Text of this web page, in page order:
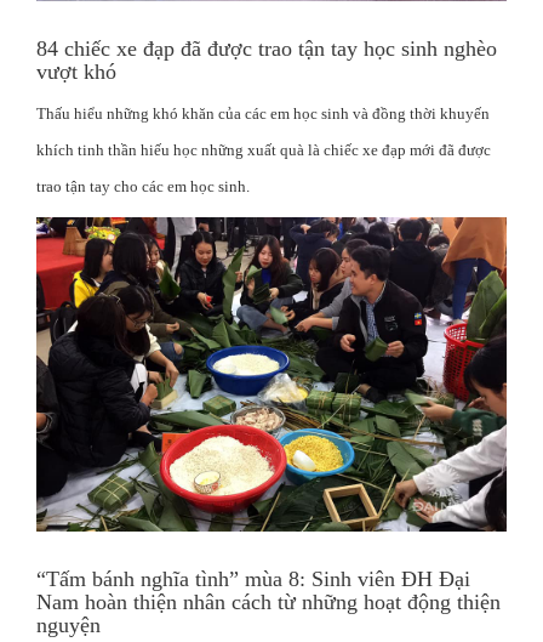
84 chiếc xe đạp đã được trao tận tay học sinh nghèo
vượt khó
Thấu hiểu những khó khăn của các em học sinh và đồng thời khuyến
khích tinh thần hiếu học những xuất quà là chiếc xe đạp mới đã được
trao tận tay cho các em học sinh.
“Tấm bánh nghĩa tình” mùa 8: Sinh viên ĐH Đại
Nam hoàn thiện nhân cách từ những hoạt động thiện
nguyện